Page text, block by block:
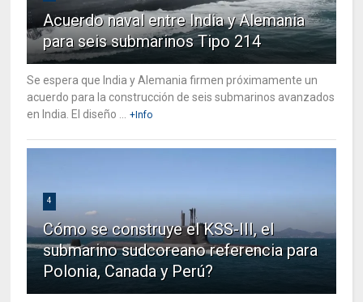
Acuerdo naval entre India y Alemania
para seis submarinos Tipo 214
Se espera que India y Alemania firmen próximamente un
acuerdo para la construcción de seis submarinos avanzados
en India. El diseño ... +Info
4
Cómo se construye el KSS-III, el
submarino sudcoreano referencia para
Polonia, Canada y Perú?